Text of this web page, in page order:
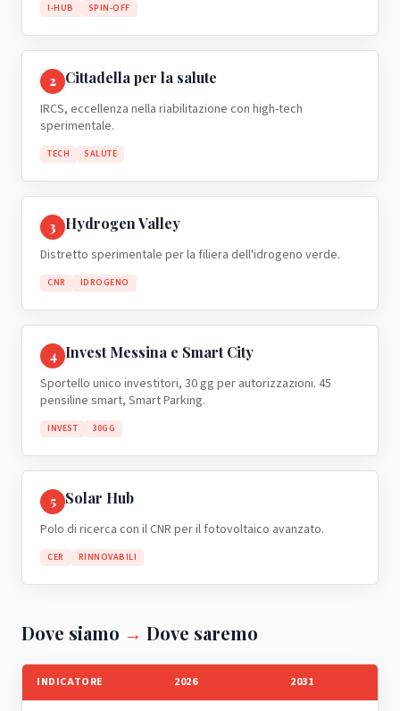
I-HUB SPIN-OFF
2 Cittadella per la salute
IRCS, eccellenza nella riabilitazione con high-tech
sperimentale.
TECH SALUTE
3 Hydrogen Valley
Distretto sperimentale per la filiera dell'idrogeno verde.
CNR IDROGENO
4 Invest Messina e Smart City
Sportello unico investitori, 30 gg per autorizzazioni. 45
pensiline smart, Smart Parking.
INVEST 30GG
5 Solar Hub
Polo di ricerca con il CNR per il fotovoltaico avanzato.
CER RINNOVABILI
Dove siamo → Dove saremo
INDICATORE 2026 2031